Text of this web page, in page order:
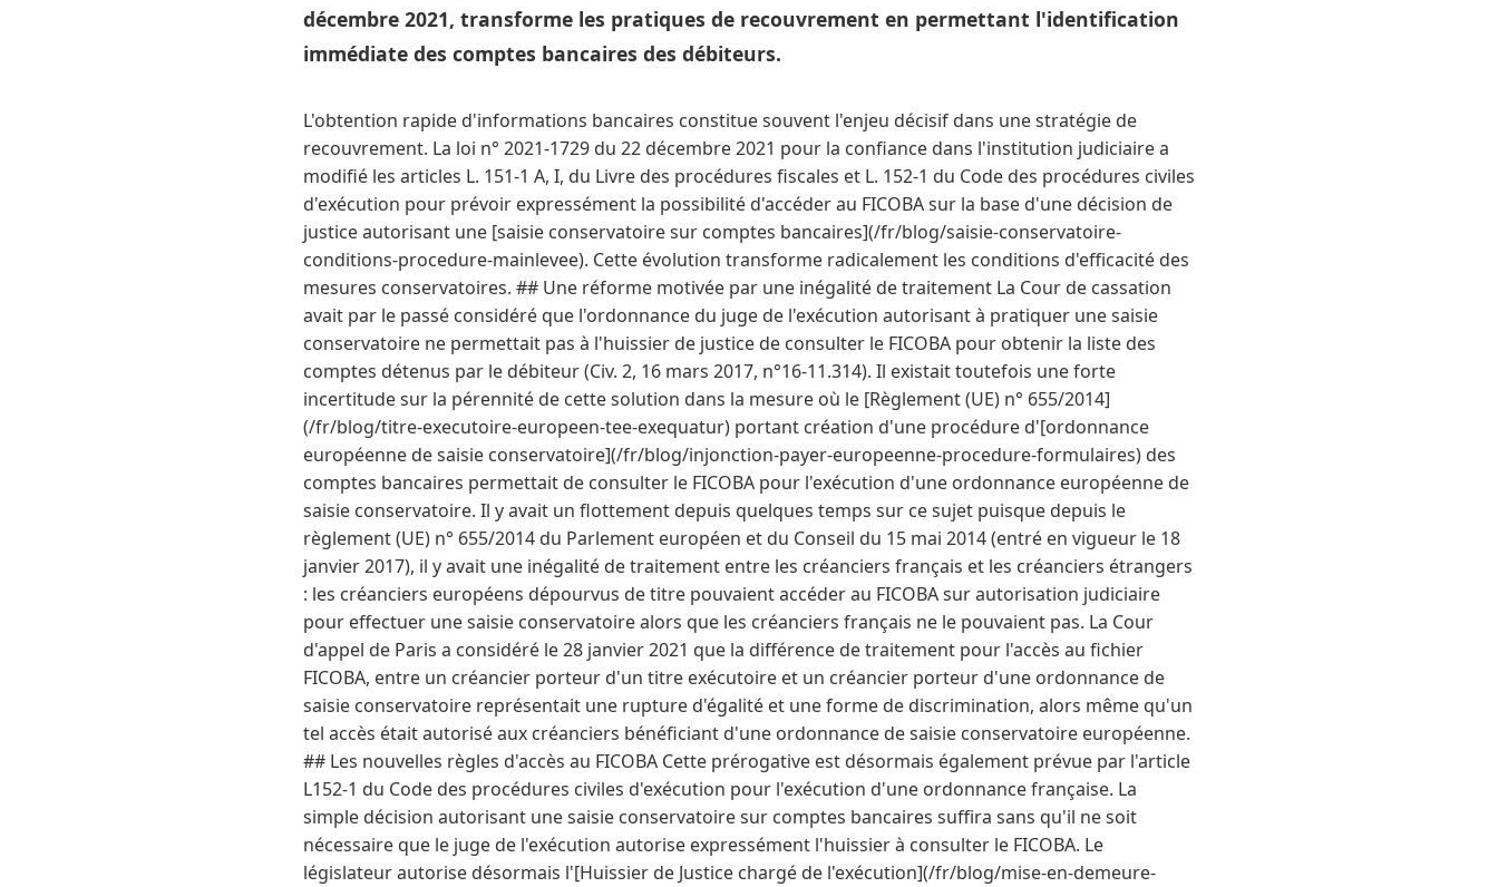
décembre 2021, transforme les pratiques de recouvrement en permettant l'identification
immédiate des comptes bancaires des débiteurs.
L'obtention rapide d'informations bancaires constitue souvent l'enjeu décisif dans une stratégie de
recouvrement. La loi n° 2021-1729 du 22 décembre 2021 pour la confiance dans l'institution judiciaire a
modifié les articles L. 151-1 A, I, du Livre des procédures fiscales et L. 152-1 du Code des procédures civiles
d'exécution pour prévoir expressément la possibilité d'accéder au FICOBA sur la base d'une décision de
justice autorisant une [saisie conservatoire sur comptes bancaires](/fr/blog/saisie-conservatoire-
conditions-procedure-mainlevee). Cette évolution transforme radicalement les conditions d'efficacité des
mesures conservatoires. ## Une réforme motivée par une inégalité de traitement La Cour de cassation
avait par le passé considéré que l'ordonnance du juge de l'exécution autorisant à pratiquer une saisie
conservatoire ne permettait pas à l'huissier de justice de consulter le FICOBA pour obtenir la liste des
comptes détenus par le débiteur (Civ. 2, 16 mars 2017, n°16-11.314). Il existait toutefois une forte
incertitude sur la pérennité de cette solution dans la mesure où le [Règlement (UE) n° 655/2014]
(/fr/blog/titre-executoire-europeen-tee-exequatur) portant création d'une procédure d'[ordonnance
européenne de saisie conservatoire](/fr/blog/injonction-payer-europeenne-procedure-formulaires) des
comptes bancaires permettait de consulter le FICOBA pour l'exécution d'une ordonnance européenne de
saisie conservatoire. Il y avait un flottement depuis quelques temps sur ce sujet puisque depuis le
règlement (UE) n° 655/2014 du Parlement européen et du Conseil du 15 mai 2014 (entré en vigueur le 18
janvier 2017), il y avait une inégalité de traitement entre les créanciers français et les créanciers étrangers
: les créanciers européens dépourvus de titre pouvaient accéder au FICOBA sur autorisation judiciaire
pour effectuer une saisie conservatoire alors que les créanciers français ne le pouvaient pas. La Cour
d'appel de Paris a considéré le 28 janvier 2021 que la différence de traitement pour l'accès au fichier
FICOBA, entre un créancier porteur d'un titre exécutoire et un créancier porteur d'une ordonnance de
saisie conservatoire représentait une rupture d'égalité et une forme de discrimination, alors même qu'un
tel accès était autorisé aux créanciers bénéficiant d'une ordonnance de saisie conservatoire européenne.
## Les nouvelles règles d'accès au FICOBA Cette prérogative est désormais également prévue par l'article
L152-1 du Code des procédures civiles d'exécution pour l'exécution d'une ordonnance française. La
simple décision autorisant une saisie conservatoire sur comptes bancaires suffira sans qu'il ne soit
nécessaire que le juge de l'exécution autorise expressément l'huissier à consulter le FICOBA. Le
législateur autorise désormais l'[Huissier de Justice chargé de l'exécution](/fr/blog/mise-en-demeure-